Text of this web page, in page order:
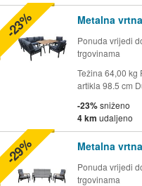
Metalna
Ponuda vrijedi
trgovinama
Težina 64,00 kg
artikla 98.5 cm
-23%sniženo
4 km udaljeno
-23%
Metalna
Ponuda vrijedi
trgovinama
-29%